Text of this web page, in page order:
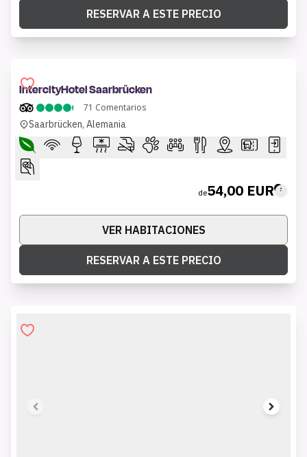
RESERVAR A ESTE PRECIO
IntercityHotel Saarbrücken
71 Comentarios
Saarbrücken, Alemania
de54,00 EUR
VER HABITACIONES
RESERVAR A ESTE PRECIO